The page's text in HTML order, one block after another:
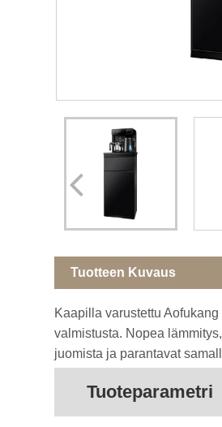
Tuotteen Kuvaus
Kaapilla varustettu
valmistusta. Nopea
juomista ja parantavat
Tuoteparametri